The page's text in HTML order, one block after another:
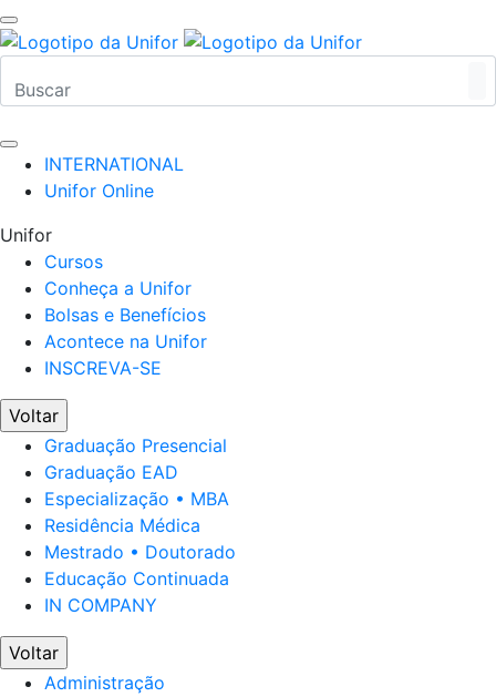
INTERNATIONAL
Unifor Online
Unifor
Cursos
Conheça a Unifor
Bolsas e Benefícios
Acontece na Unifor
INSCREVA-SE
Voltar
Graduação Presencial
Graduação EAD
Especialização • MBA
Residência Médica
Mestrado • Doutorado
Educação Continuada
IN COMPANY
Voltar
Administração